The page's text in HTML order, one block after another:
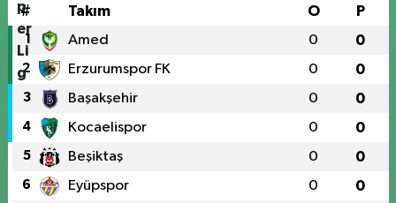
# Takım O P
1 Amed 0 0
2 Erzurumspor FK 0 0
3 Başakşehir 0 0
4 Kocaelispor 0 0
5 Beşiktaş 0 0
6 Eyüpspor 0 0